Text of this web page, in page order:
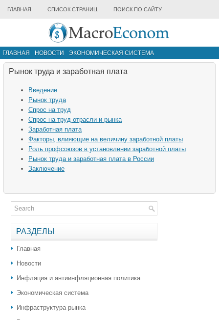
ГЛАВНАЯ СПИСОК СТРАНИЦ ПОИСК ПО САЙТУ
ГЛАВНАЯ НОВОСТИ
ЭКОНОМИЧЕСКАЯ СИСТЕМА
ИНФРАСТРУКТУРА РЫНКА
Рынок труда и заработная плата
Введение
Рынок труда
Спрос на труд
Спрос на труд отрасли и рынка
Заработная плата
Факторы, влияющие на величину заработной платы
Роль профсоюзов в установлении заработной платы
Рынок труда и заработная плата в России
Заключение
РАЗДЕЛЫ
Главная
Новости
Инфляция и антиинфляционная политика
Экономическая система
Инфраструктура рынка